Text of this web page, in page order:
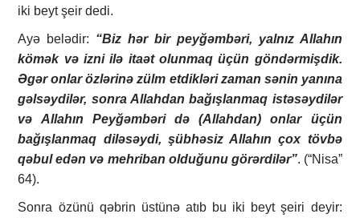
iki beyt şeir dedi.
Ayə belədir: “Biz hər bir peyğəmbəri, yalnız Allahın
kömək və izni ilə itaət olunmaq üçün göndərmişdik.
Əgər onlar özlərinə zülm etdikləri zaman sənin yanına
gəlsəydilər, sonra Allahdan bağışlanmaq istəsəydilər
və Allahın Peyğəmbəri də (Allahdan) onlar üçün
bağışlanmaq diləsəydi, şübhəsiz Allahın çox tövbə
qəbul edən və mehriban olduğunu görərdilər”. (“Nisa”
64).
Sonra özünü qəbrin üstünə atıb bu iki beyt şeiri deyir: